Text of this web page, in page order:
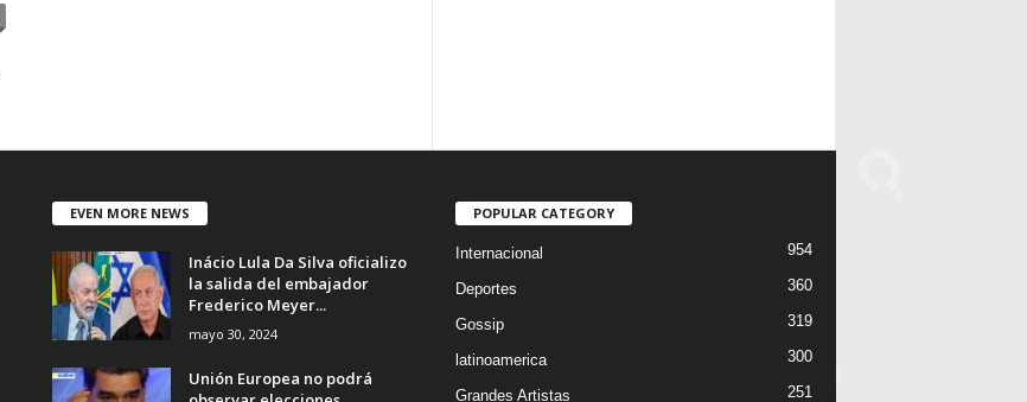
EVEN MORE NEWS
Inácio Lula Da Silva oficializo
la salida del embajador
Frederico Meyer...
mayo 30, 2024
Unión Europea no podrá
POPULAR CATEGORY
Internacional 954
Deportes 360
Gossip 319
latinoamerica 300
Grandes Artistas 251